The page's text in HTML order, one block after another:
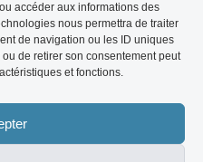
accéder aux informations des
nous permettra de traiter
de navigation ou les ID uniques
de retirer son consentement peut
et fonctions.
-
Photographie